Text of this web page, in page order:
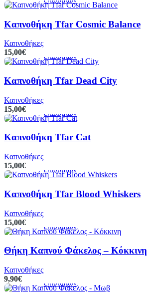
Καπνοθήκη Tfar Cosmic Balance
Καπνοθήκες
15,00€
Προσθήκη
καλάθι
Προεπισκόπηση
Πρόσθήκη
επιθυμιών
Καπνοθήκη Tfar Dead City
Καπνοθήκες
15,00€
Προσθήκη
καλάθι
Προεπισκόπηση
Πρόσθήκη
επιθυμιών
Καπνοθήκη Tfar Cat
Καπνοθήκες
15,00€
Προσθήκη
καλάθι
Προεπισκόπηση
Πρόσθήκη
επιθυμιών
Καπνοθήκη Tfar Blood Whiskers
Καπνοθήκες
15,00€
Προσθήκη
καλάθι
Προεπισκόπηση
Πρόσθήκη
επιθυμιών
Θήκη Καπνού Φάκελος – Κόκκινη
Καπνοθήκες
9,90€
Προσθήκη
καλάθι
Προεπισκόπηση
Πρόσθήκη
επιθυμιών